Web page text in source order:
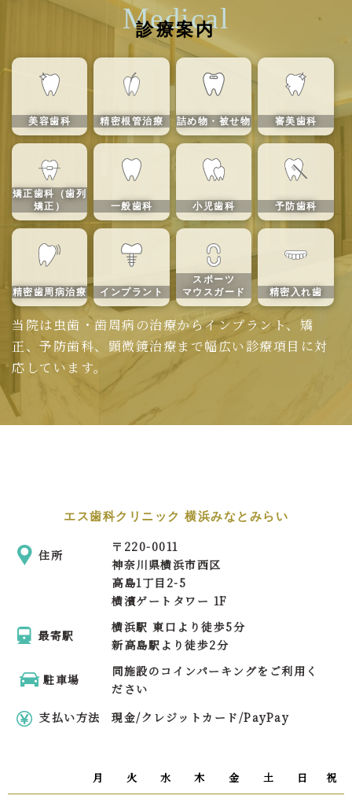
診療案内
Medical
当院は虫歯・歯周病の治療からインプラント、矯
正、予防歯科、顕微鏡治療まで幅広い診療項目に対
応しています。
美容歯科 精密根管治療 詰め物・被せ物 審美歯科
矯正歯科（歯列
矯正）
一般歯科 小児歯科 予防歯科
精密歯周病治療 インプラント
スポーツ
マウスガード
精密入れ歯
エス歯科クリニック 横浜みなとみらい
住所
〒 220-0011
神奈川県横浜市西区
高島1丁目2-5
横濱ゲートタワー 1F
最寄駅
横浜駅 東口より徒歩5分
新高島駅より徒歩2分
駐車場
同施設のコインパーキングをご利用く
ださい
支払い方法
現金/クレジットカード/PayPay
月 火 水 木 金 土 日 祝